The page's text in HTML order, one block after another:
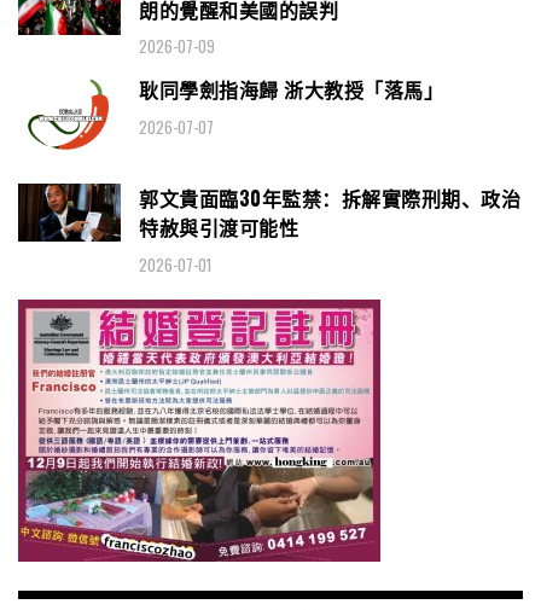
朗的覺醒和美國的誤判
2026-07-09
耿同學劍指海歸 浙大教授「落馬」
2026-07-07
郭文貴面臨30年監禁：拆解實際刑期、政治
特赦與引渡可能性
2026-07-01